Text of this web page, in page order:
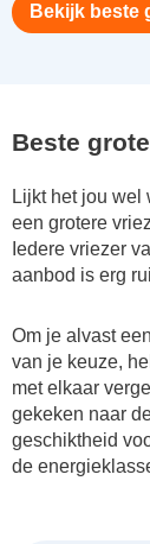
Bekijk beste
Beste
Lijkt het jou wel
een grotere
Iedere vriezer
aanbod is erg
Om je alvast
van je keuze,
met elkaar
gekeken naar
geschiktheid
de